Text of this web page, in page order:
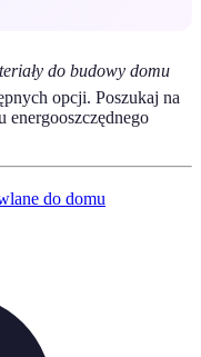
do budowy domu
opcji. Poszukaj na
energooszczędnego
do domu